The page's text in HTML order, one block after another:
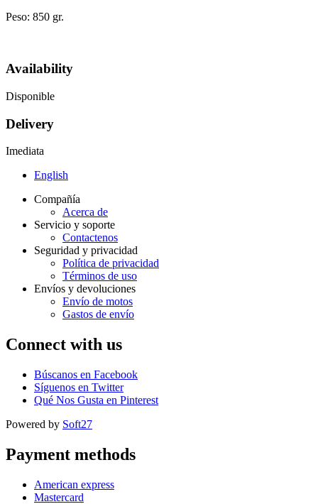
Peso: 850 gr.
Availability
Disponible
Delivery
Imediata
English
Compañía
Acerca de
Servicio y soporte
Contactenos
Seguridad y privacidad
Política de privacidad
Términos de uso
Envíos y devoluciones
Envío de motos
Gastos de envío
Connect with us
Búscanos en Facebook
Síguenos en Twitter
Qué Nos Gusta en Pinterest
Powered by Soft27
Payment methods
American express
Mastercard